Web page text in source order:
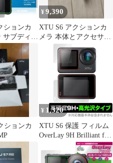
音声制御機能WiFi搭載
ションカ
サブディス
保護 フィ
Eye
保護 目に
ライトカ
¥9,390
XTU S6 アクションカ
メラ 本体とアクセサリ
ションカ
¥ 1,320
XTU S6 保護 フィルム
OverLay 9H Brilliant for
アクションカメラ メイ
ン サブ ディスプレイ